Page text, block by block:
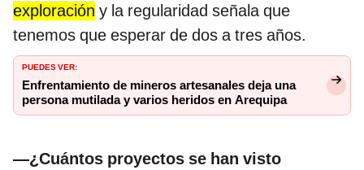
exploración y la regularidad señala que
tenemos que esperar de dos a tres años.
PUEDES VER:
Enfrentamiento de mineros artesanales deja una
persona mutilada y varios heridos en Arequipa
—¿Cuántos proyectos se han visto